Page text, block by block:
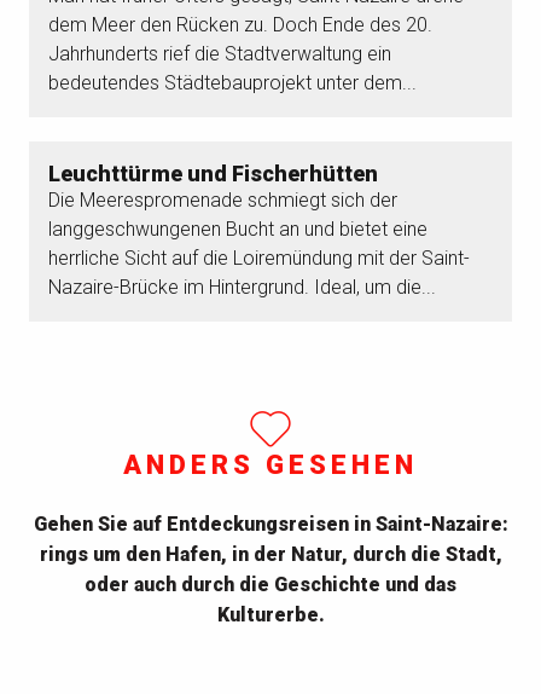
dem Meer den Rücken zu. Doch Ende des 20.
Jahrhunderts rief die Stadtverwaltung ein
bedeutendes Städtebauprojekt unter dem...
Leuchttürme und Fischerhütten
Die Meerespromenade schmiegt sich der
langgeschwungenen Bucht an und bietet eine
herrliche Sicht auf die Loiremündung mit der Saint-
Nazaire-Brücke im Hintergrund. Ideal, um die...
ANDERS GESEHEN
Gehen Sie auf Entdeckungsreisen in Saint-Nazaire:
rings um den Hafen, in der Natur, durch die Stadt,
oder auch durch die Geschichte und das
Kulturerbe.